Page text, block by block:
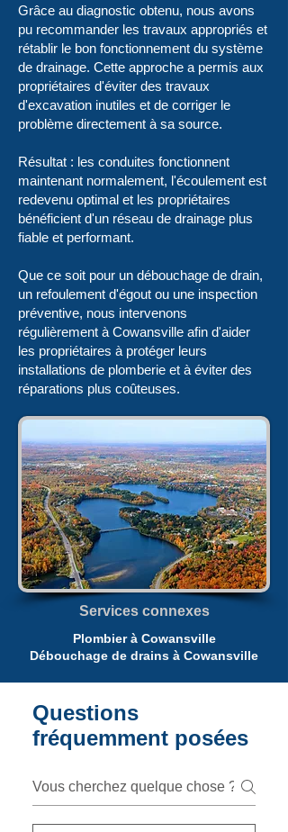
Grâce au diagnostic obtenu, nous avons
pu recommander les travaux appropriés et
rétablir le bon fonctionnement du système
de drainage. Cette approche a permis aux
propriétaires d'éviter des travaux
d'excavation inutiles et de corriger le
problème directement à sa source.
Résultat : les conduites fonctionnent
maintenant normalement, l'écoulement est
redevenu optimal et les propriétaires
bénéficient d'un réseau de drainage plus
fiable et performant.
Que ce soit pour un débouchage de drain,
un refoulement d'égout ou une inspection
préventive, nous intervenons
régulièrement à Cowansville afin d'aider
les propriétaires à protéger leurs
installations de plomberie et à éviter des
réparations plus coûteuses.
Services connexes
Plombier à Cowansville
Débouchage de drains à Cowansville
Questions
fréquemment posées